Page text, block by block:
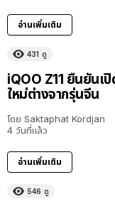
อ่านเพิ่มเติม
431 ดู
iQOO Z11 ยืนยันเ
ใหม่ต่างจากรุ่นจีน
โดย Saktaphat Kordjan
4 วันที่แล้ว
อ่านเพิ่มเติม
546 ดู